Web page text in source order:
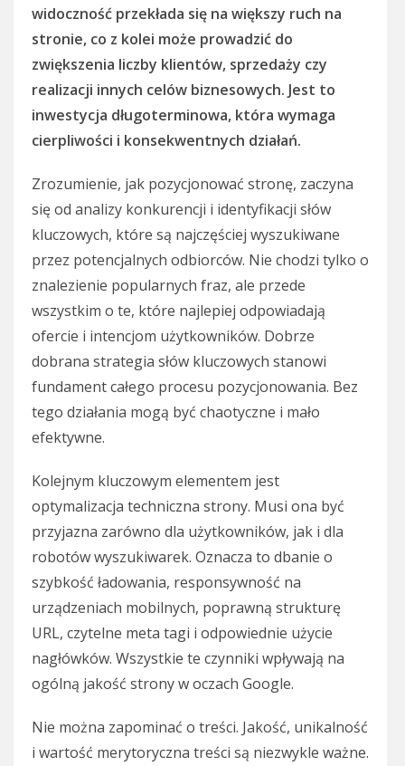
widoczność przekłada się na większy ruch na
stronie, co z kolei może prowadzić do
zwiększenia liczby klientów, sprzedaży czy
realizacji innych celów biznesowych. Jest to
inwestycja długoterminowa, która wymaga
cierpliwości i konsekwentnych działań.
Zrozumienie, jak pozycjonować stronę, zaczyna
się od analizy konkurencji i identyfikacji słów
kluczowych, które są najczęściej wyszukiwane
przez potencjalnych odbiorców. Nie chodzi tylko o
znalezienie popularnych fraz, ale przede
wszystkim o te, które najlepiej odpowiadają
ofercie i intencjom użytkowników. Dobrze
dobrana strategia słów kluczowych stanowi
fundament całego procesu pozycjonowania. Bez
tego działania mogą być chaotyczne i mało
efektywne.
Kolejnym kluczowym elementem jest
optymalizacja techniczna strony. Musi ona być
przyjazna zarówno dla użytkowników, jak i dla
robotów wyszukiwarek. Oznacza to dbanie o
szybkość ładowania, responsywność na
urządzeniach mobilnych, poprawną strukturę
URL, czytelne meta tagi i odpowiednie użycie
nagłówków. Wszystkie te czynniki wpływają na
ogólną jakość strony w oczach Google.
Nie można zapominać o treści. Jakość, unikalność
i wartość merytoryczna treści są niezwykle ważne.